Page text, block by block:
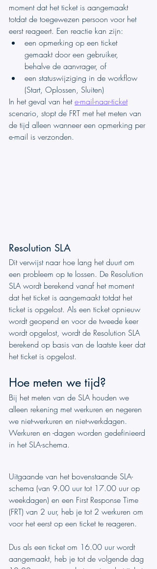
moment dat het ticket is aangemaakt
totdat de toegewezen persoon voor het
eerst reageert. Een reactie kan zijn:
een opmerking op een ticket
gemaakt door een gebruiker,
behalve de aanvrager, of
een statuswijziging in de workflow
(Start, Oplossen, Sluiten)
In het geval van het e-mail-naar-ticket
scenario, stopt de FRT met het meten van
de tijd alleen wanneer een opmerking per
e-mail is verzonden.
Resolution SLA
Dit verwijst naar hoe lang het duurt om
een probleem op te lossen. De Resolution
SLA wordt berekend vanaf het moment
dat het ticket is aangemaakt totdat het
ticket is opgelost. Als een ticket opnieuw
wordt geopend en voor de tweede keer
wordt opgelost, wordt de Resolution SLA
berekend op basis van de laatste keer dat
het ticket is opgelost.
Hoe meten we tijd?
Bij het meten van de SLA houden we
alleen rekening met werkuren en negeren
we niet-werkuren en niet-werkdagen.
Werkuren en -dagen worden gedefinieerd
in het SLA-schema.
Uitgaande van het bovenstaande SLA-
schema (van 9.00 uur tot 17.00 uur op
weekdagen) en een First Response Time
(FRT) van 2 uur, heb je tot 2 werkuren om
voor het eerst op een ticket te reageren.
Dus als een ticket om 16.00 uur wordt
aangemaakt, heb je tot de volgende dag